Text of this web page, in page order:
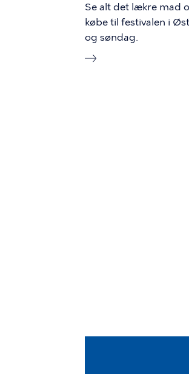
Se alt det lækre mad
købe til festivalen i
og søndag.